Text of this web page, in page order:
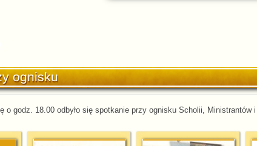
ognisku
o godz. 18.00 odbyło się spotkanie przy ognisku Scholii, Ministrantów